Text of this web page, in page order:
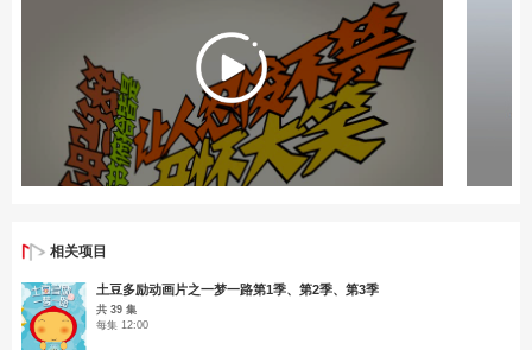
相关项目
土豆多励动画片之一梦一路第1季、第2季、第3季
共 39 集
每集 12:00